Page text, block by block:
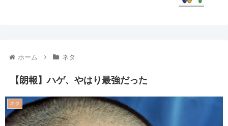
ホーム ネタ
【朗報】ハゲ、やはり最強だった
ネタ